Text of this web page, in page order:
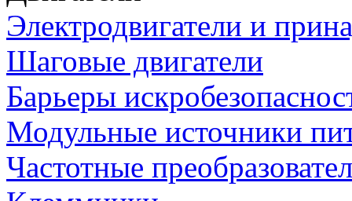
Электродвигатели и
Шаговые двигатели
Барьеры
Модульные источники
Частотные